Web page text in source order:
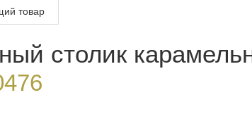
товар
столик